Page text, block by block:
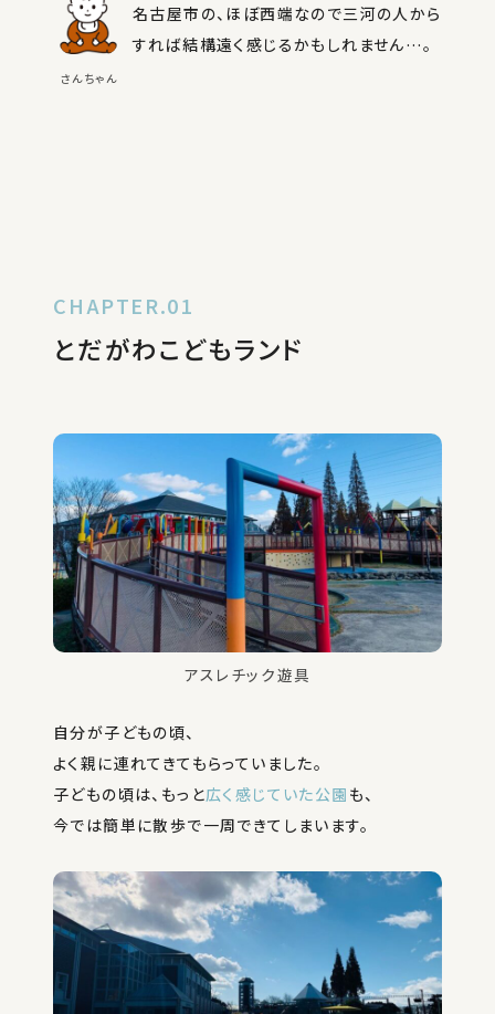
さんちゃん
名古屋市の、ほぼ西端なので三河の人から
すれば結構遠く感じるかもしれません…。
CHAPTER.01
とだがわこどもランド
アスレチック遊具
自分が子どもの頃、
よく親に連れてきてもらっていました。
子どもの頃は、もっと広く感じていた公園 も、
今では簡単に散歩で一周できてしまいます。